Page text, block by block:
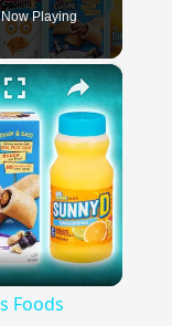
Now Playing
×
Foods